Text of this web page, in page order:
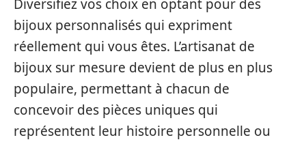
Diversifiez vos choix en optant pour des
bijoux personnalisés qui expriment
réellement qui vous êtes. L’artisanat de
bijoux sur mesure devient de plus en plus
populaire, permettant à chacun de
concevoir des pièces uniques qui
représentent leur histoire personnelle ou